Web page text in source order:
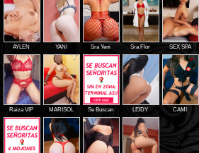
AYLEN YANI Sra Yeni Sra Flor SEX SPA
Raiza VIP MARISOL Se Buscan LEIDY CAMI